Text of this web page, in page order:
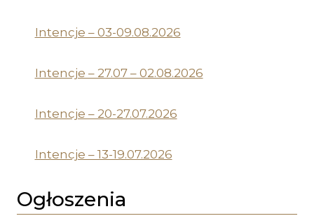
Intencje – 03-09.08.2026
Intencje – 27.07 – 02.08.2026
Intencje – 20-27.07.2026
Intencje – 13-19.07.2026
Ogłoszenia